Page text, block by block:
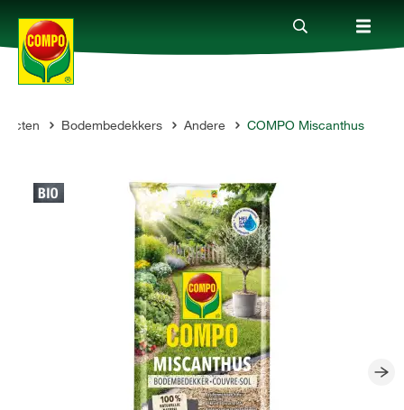
Producten
Advies
Bodembedekkers Andere COMPO Miscanthus